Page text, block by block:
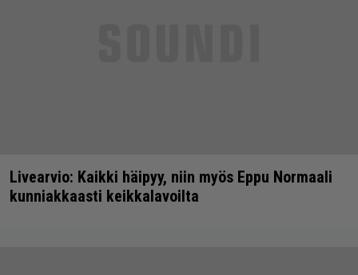
Livearvio: Kaikki häipyy, niin myös Eppu Normaali
kunniakkaasti keikkalavoilta